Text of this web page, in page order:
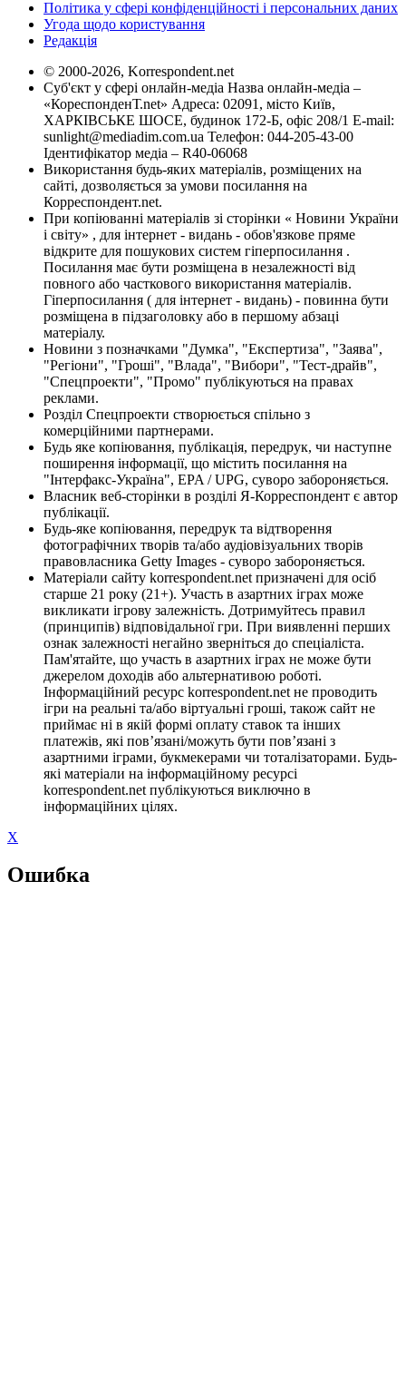
Політика у сфері конфіденційності і персональних даних
Угода щодо користування
Редакція
© 2000-2026, Korrespondent.net
Суб'єкт у сфері онлайн-медіа Назва онлайн-медіа –
«КореспонденТ.net» Адреса: 02091, місто Київ,
ХАРКІВСЬКЕ ШОСЕ, будинок 172-Б, офіс 208/1 E-mail:
sunlight@mediadim.com.ua Телефон: 044-205-43-00
Ідентифікатор медіа – R40-06068
Використання будь-яких матеріалів, розміщених на
сайті, дозволяється за умови посилання на
Корреспондент.net.
При копіюванні матеріалів зі сторінки « Новини України
і світу» , для інтернет - видань - обов'язкове пряме
відкрите для пошукових систем гіперпосилання .
Посилання має бути розміщена в незалежності від
повного або часткового використання матеріалів.
Гіперпосилання ( для інтернет - видань) - повинна бути
розміщена в підзаголовку або в першому абзаці
матеріалу.
Новини з позначками "Думка", "Експертиза", "Заява",
"Регіони", "Гроші", "Влада", "Вибори", "Тест-драйв",
"Спецпроекти", "Промо" публікуються на правах
реклами.
Розділ Спецпроекти створюється спільно з
комерційними партнерами.
Будь яке копіювання, публікація, передрук, чи наступне
поширення інформації, що містить посилання на
"Інтерфакс-Україна", EPA / UPG, суворо забороняється.
Власник веб-сторінки в розділі Я-Корреспондент є автор
публікації.
Будь-яке копіювання, передрук та відтворення
фотографічних творів та/або аудіовізуальних творів
правовласника Getty Images - суворо забороняється.
Матеріали сайту korrespondent.net призначені для осіб
старше 21 року (21+). Участь в азартних іграх може
викликати ігрову залежність. Дотримуйтесь правил
(принципів) відповідальної гри. При виявленні перших
ознак залежності негайно зверніться до спеціаліста.
Пам'ятайте, що участь в азартних іграх не може бути
джерелом доходів або альтернативою роботі.
Інформаційний ресурс korrespondent.net не проводить
ігри на реальні та/або віртуальні гроші, також сайт не
приймає ні в якій формі оплату ставок та інших
платежів, які пов’язані/можуть бути пов’язані з
азартними іграми, букмекерами чи тоталізаторами. Будь-
які матеріали на інформаційному ресурсі
korrespondent.net публікуються виключно в
інформаційних цілях.
X
Ошибка